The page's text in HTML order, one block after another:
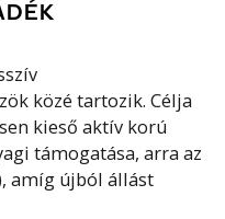
közé tartozik. Célja
kieső aktív korú
támogatása, arra az
amíg újból állást